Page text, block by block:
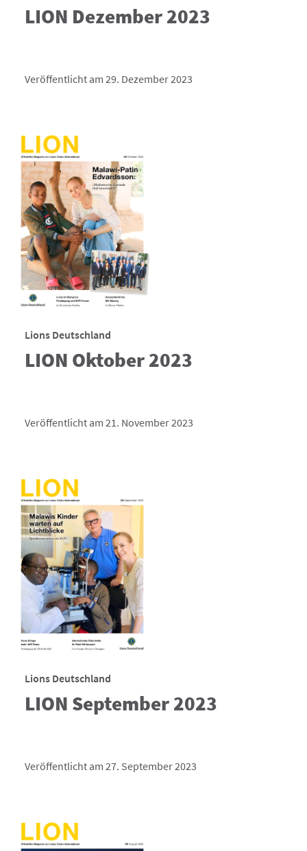
LION Dezember 2023
Veröffentlicht am 29. Dezember 2023
Lions Deutschland
LION Oktober 2023
Veröffentlicht am 21. November 2023
Lions Deutschland
LION September 2023
Veröffentlicht am 27. September 2023